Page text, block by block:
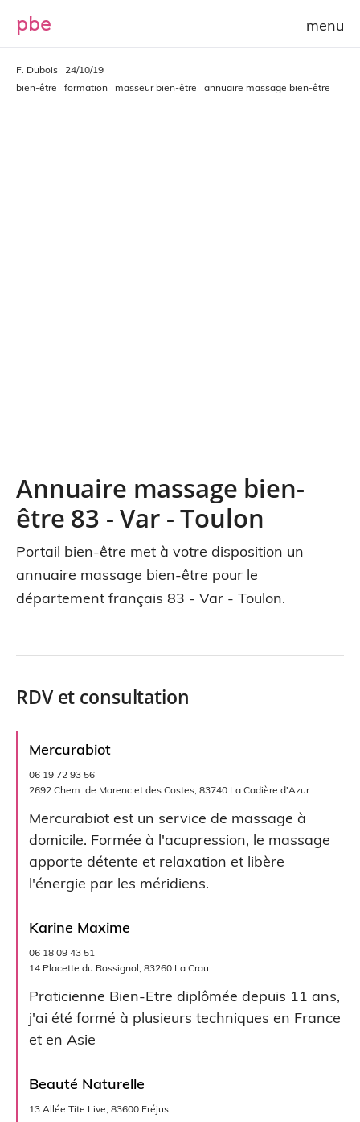
pbe
F. Dubois
24/10/19
bien-être
formation masseur bien-être annuaire massage bien-être
Annuaire massage bien-
être 83 - Var - Toulon
Portail bien-être met à votre disposition un
annuaire massage bien-être pour le
département français 83 - Var - Toulon.
RDV et consultation
Mercurabiot
06 19 72 93 56
2692 Chem. de Marenc et des Costes, 83740 La Cadière d'Azur
Mercurabiot est un service de massage à
domicile. Formée à l'acupression, le massage
apporte détente et relaxation et libère
l'énergie par les méridiens.
Karine Maxime
06 18 09 43 51
14 Placette du Rossignol, 83260 La Crau
Praticienne Bien-Etre diplômée depuis 11 ans,
j'ai été formé à plusieurs techniques en France
et en Asie
Beauté Naturelle
13 Allée Tite Live, 83600 Fréjus